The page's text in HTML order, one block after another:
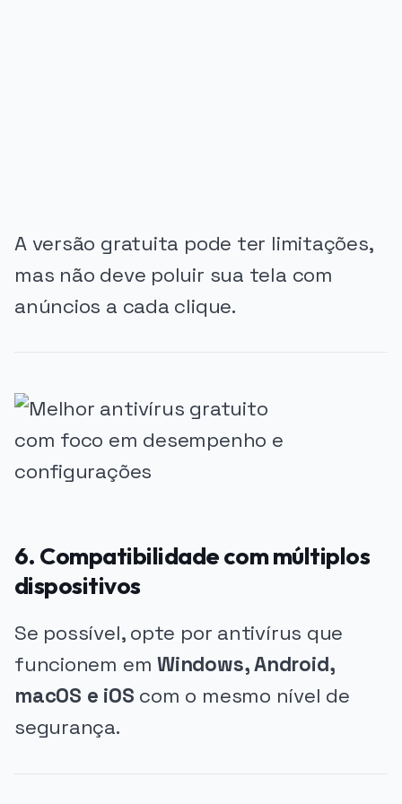
A versão gratuita pode ter limitações,
mas não deve poluir sua tela com
anúncios a cada clique.
6. Compatibilidade com múltiplos
dispositivos
Se possível, opte por antivírus que
funcionem emWindows, Android,
macOS e iOS com o mesmo nível de
segurança.